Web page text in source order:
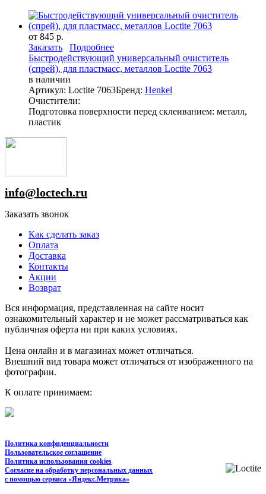
от 845 р.
Заказать
Подробнее
Быстродействующий универсальный очиститель
(спрей), для пластмасс, металлов Loctite 7063
в наличии
Артикул: Loctite 7063Бренд: Henkel
Очистители:
Подготовка поверхности перед склеиванием: металл,
пластик
info@loctech.ru
Заказать звонок
Как сделать заказ
Оплата
Доставка
Контакты
Акции
Возврат
Вся информация, представленная на сайте носит
ознакомительный характер и не может рассматриваться как
публичная оферта ни при каких условиях.
Цена онлайн и в магазинах может отличаться.
Внешний вид товара может отличаться от изображенного на
фотографии.
К оплате принимаем:
Политика конфиденциальности
Пользовательское соглашение
Политика использования cookies
Согласие на обработку персональных данных
с помощью сервиса «Яндекс.Метрика»